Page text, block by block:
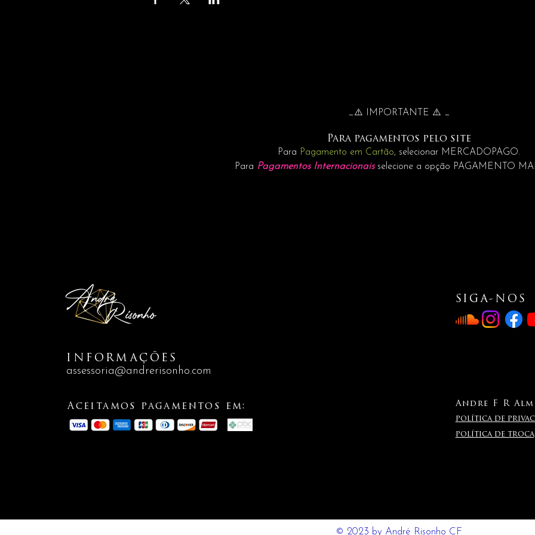
_⚠️ IMPORTANTE ⚠️ _
Para pagamentos pelo site
Para Pagamento em Cartão, selecionar MERCADOPAGO.
Para Pagamentos Internacionais selecione a opção PAGAMENTO
INFORMAÇÕES
assessoria@andrerisonho.com
Aceitamos pagamentos em:
SIGA-NOS
Andre F R
política de
política de troca,
© 2023 by André Risonho CF